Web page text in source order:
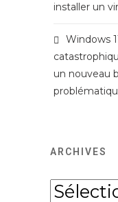
installer un
Windows
un nouveau
ARCHIVES
Archives